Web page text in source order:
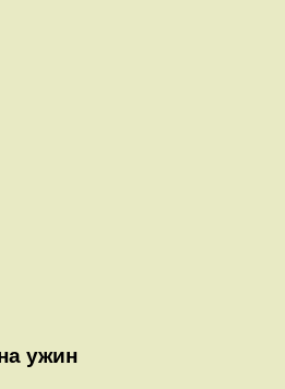
ужин